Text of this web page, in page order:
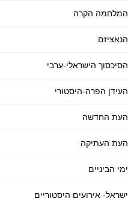
המלחמה הקרה
הנאציזם
הסיכסוך הישראלי-ערבי
העידן הפרה-היסטורי
העת החדשה
העת העתיקה
ימי הביניים
ישראל- אירועים היסטוריים